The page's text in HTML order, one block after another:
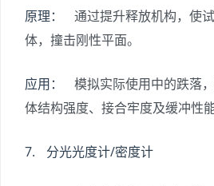
原理：
通过提升释放机构，使
体，撞击刚性平面。
应用：
模拟实际使用中的跌落
体结构强度、接合牢度及缓冲性能
7. 分光光度计/密度计